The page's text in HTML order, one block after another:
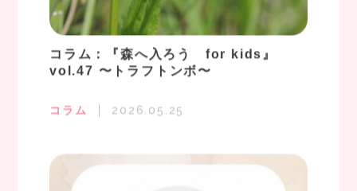
コラム：『森へ入ろう for kids』
vol.47 〜トラフトンボ〜
コラム 2026.05.25